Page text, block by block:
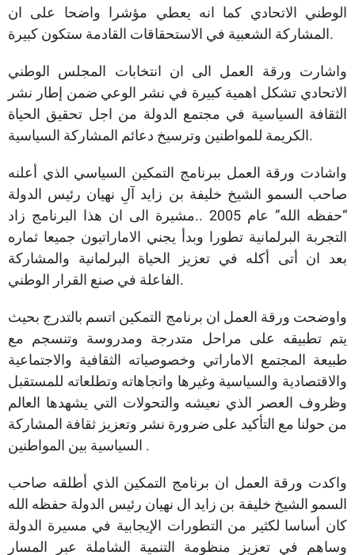
الوطني الاتحادي كما انه يعطي مؤشرا واضحا على ان
المشاركة الشعبية في الاستحقاقات القادمة ستكون كبيرة.
واشارت ورقة العمل الى ان انتخابات المجلس الوطني
الاتحادي تشكل اهمية كبيرة في نشر الوعي ضمن إطار نشر
الثقافة السياسية في مجتمع الدولة من اجل تحقيق الحياة
الكريمة للمواطنين وترسيخ دعائم المشاركة السياسية.
واشادت ورقة العمل ببرنامج التمكين السياسي الذي أعلنه
صاحب السمو الشيخ خليفة بن زايد آلِ نهيان رئيس الدولة
“حفظه الله” عام 2005 ..مشيرة الى ان هذا البرنامج زاد
التجربة البرلمانية تطورا وبدأ يجني الاماراتيون جميعا ثماره
بعد ان أتى أكله في تعزيز الحياة البرلمانية والمشاركة
الفاعلة في صنع القرار الوطني.
واوضحت ورقة العمل ان برنامج التمكين اتسم بالتدرج بحيث
يتم تطبيقه على مراحل متدرجة ومدروسة وتنسجم مع
طبيعة المجتمع الاماراتي وخصوصياته الثقافية والاجتماعية
والاقتصادية والسياسية وغيرها واتجاهاته وتطلعاته للمستقبل
وظروف العصر الذي نعيشه والتحولات التي يشهدها العالم
من حولنا مع التأكيد على ضرورة نشر وتعزيز ثقافة المشاركة
السياسية بين المواطنين .
واكدت ورقة العمل ان برنامج التمكين الذي أطلقه صاحب
السمو الشيخ خليفة بن زايد ال نهيان رئيس الدولة حفظه الله
كان أساسا لكثير من التطورات الإيجابية في مسيرة الدولة
وساهم في تعزيز منظومة التنمية الشاملة عبر المسار